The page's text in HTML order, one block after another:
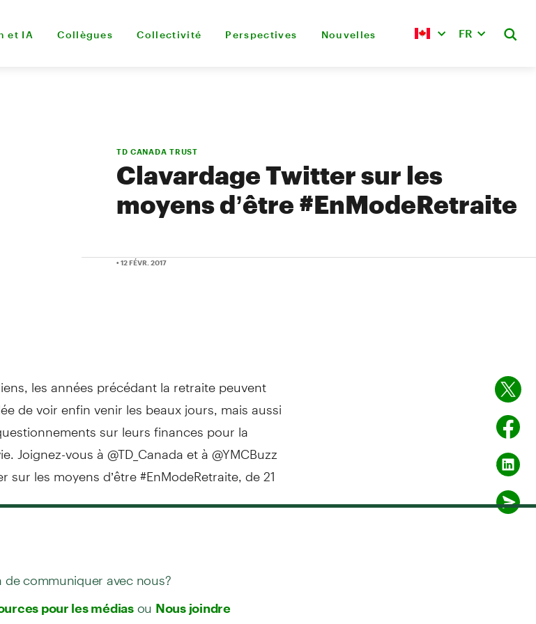
et IA Collègues Collectivité Perspectives Nouvelles FR
TD CANADA TRUST
Clavardage Twitter sur les
moyens d’être #EnModeRetraite
• 12 FÉVR. 2017
les années précédant la retraite peuvent
de voir enfin venir les beaux jours, mais aussi
sur leurs finances pour la
Joignez-vous à @TD_Canada et à @YMCBuzz
les moyens d’être #EnModeRetraite, de 21
de communiquer avec nous?
pour les médiasou Nous joindre